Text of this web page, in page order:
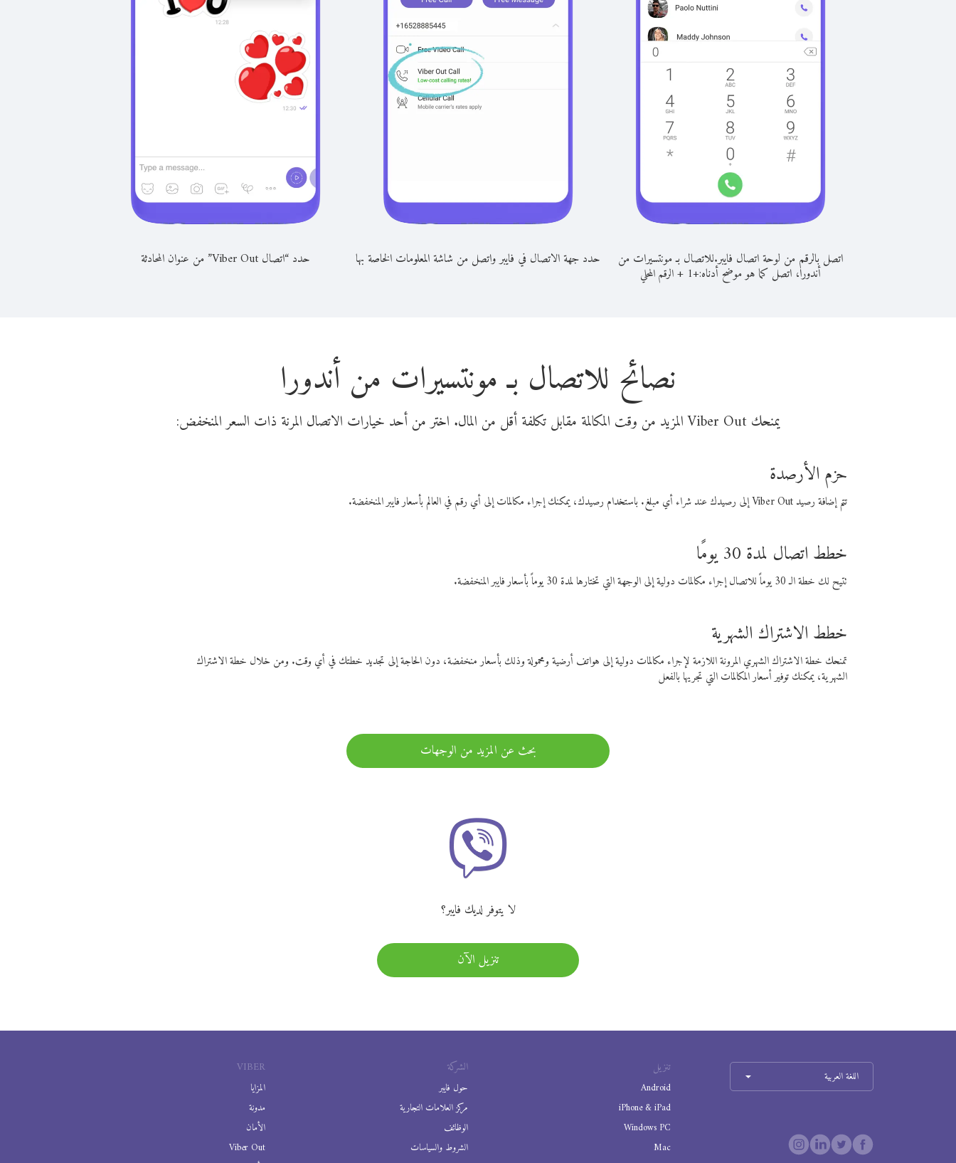
اتصل بالرقم من لوحة اتصال فايبر.للاتصال بـ مونتسيرات من
أندورا، اتصل كما هو موضح أدناه:+
1
+الرقم المحلي
حدد جهة الاتصال في فايبر واتصل من شاشة المعلومات الخاصة بها حدد “اتصال Viber Out” من عنوان المحادثة
نصائح للاتصال بـ مونتسيرات من أندورا
يمنحك Viber Out المزيد من وقت المكالمة مقابل تكلفة أقل من المال. اختر من أحد خيارات الاتصال المرنة ذات السعر المنخفض:
حزم الأرصدة
تتم إضافة رصيد Viber Out إلى رصيدك عند شراء أي مبلغ. باستخدام رصيدك، يمكنك إجراء مكالمات إلى أي رقم في العالم بأسعار فايبر المنخفضة.
خطط اتصال لمدة 30 يومًا
تتيح لك خطة الـ 30 يوماً للاتصال إجراء مكالمات دولية إلى الوجهة التي تختارها لمدة 30 يوماً بأسعار فايبر المنخفضة.
خطط الاشتراك الشهرية
تمنحك خطة الاشتراك الشهري المرونة اللازمة لإجراء مكالمات دولية إلى هواتف أرضية ومحمولة وذلك بأسعار منخفضة، دون الحاجة إلى تجديد خطتك في أي وقت. ومن خلال خطة الاشتراك
الشهرية، يمكنك توفير أسعار المكالمات التي تجريها بالفعل
بحث عن المزيد من الوجهات
لا يتوفر لديك فايبر؟
تنزيل الآن
VIBER
المزايا
مدونة
الأمان
Viber Out
الشركة
حول فايبر
مركز العلامات التجارية
الوظائف
الشروط والسياسات
تنزيل
Android
iPhone & iPad
Windows PC
Mac
اللغة العربية